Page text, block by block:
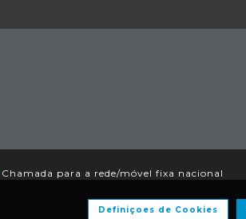
Chamada para a rede/móvel fixa nacional
Definiçoes de Cookies